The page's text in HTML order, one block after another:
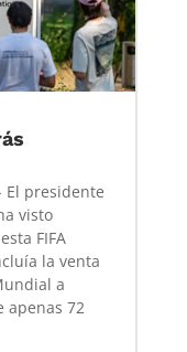
El presidente
visto
FIFA
la venta
a
apenas 72